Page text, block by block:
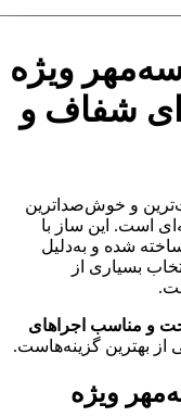
ویژه
شفاف و
و خوش‌صداترین
است. این ساز با
شده و به‌دلیل
بسیاری از
و مناسب اجراهای
بهترین گزینه‌هاست.
ویژه